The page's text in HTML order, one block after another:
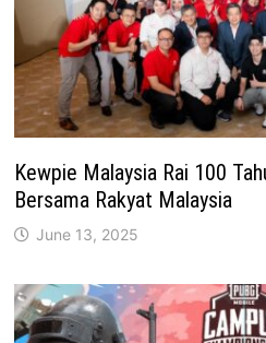
Kewpie Malaysia Rai 100
Bersama Rakyat Malaysia
June 13, 2025